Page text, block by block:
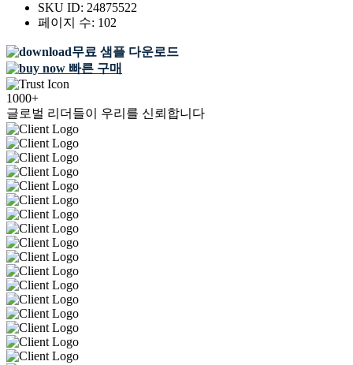
SKU ID: 24875522
페이지 수: 102
무료 샘플 다운로드
빠른 구매
1000+
글로벌 리더들이 우리를 신뢰합니다